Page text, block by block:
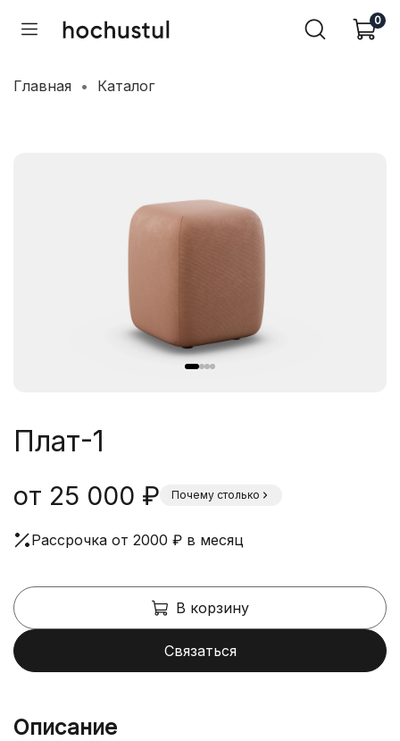
0
Главная Каталог
Плат-1
от 25 000 ₽ Почему столько
Рассрочка от 2000 ₽ в месяц
В корзину
Связаться
Описание